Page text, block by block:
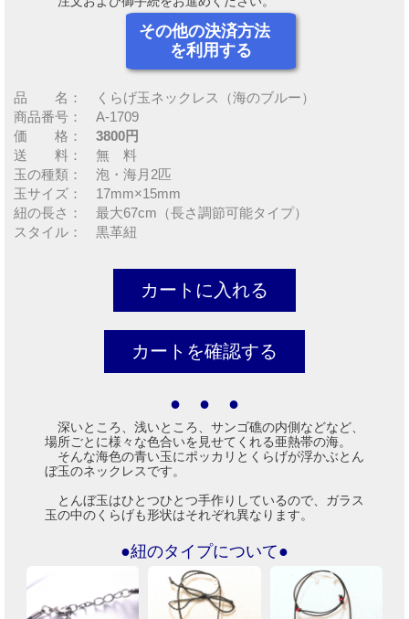
その他の決済方法
を利用する
品 名： くらげ玉ネックレス（海のブルー）
商品番号： A-1709
価 格： 3800円
送 料： 無 料
玉の種類： 泡・海月2匹
玉サイズ： 17mm×15mm
紐の長さ： 最大67cm（長さ調節可能タイプ）
スタイル： 黒革紐
● ● ●
深いところ、浅いところ、サンゴ礁の内側などなど、
場所ごとに様々な色合いを見せてくれる亜熱帯の海。
そんな海色の青い玉にポッカリとくらげが浮かぶとん
ぼ玉のネックレスです。
とんぼ玉はひとつひとつ手作りしているので、ガラス
玉の中のくらげも形状はそれぞれ異なります。
●紐のタイプについて●